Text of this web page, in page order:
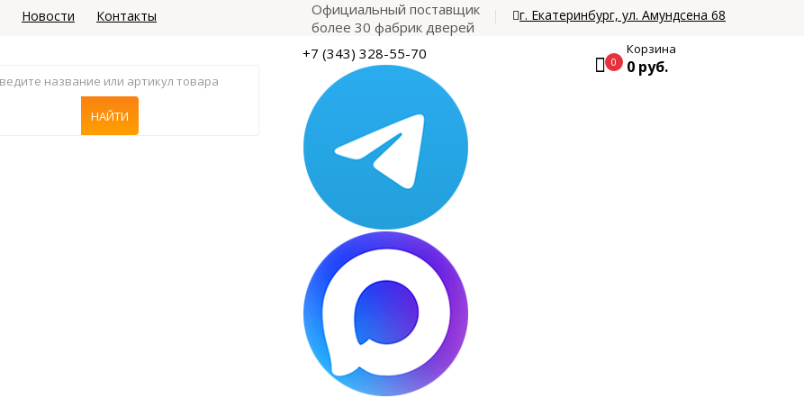
Новости Контакты
Официальный поставщик
более 30 фабрик дверей
г. Екатеринбург, ул. Амундсена 68
+7 (343) 328-55-70 0
Корзина
0 руб.